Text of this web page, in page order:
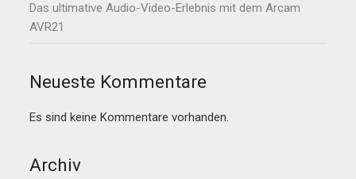
Das ultimative Audio-Video-Erlebnis mit dem Arcam
AVR21
Neueste Kommentare
Es sind keine Kommentare vorhanden.
Archiv